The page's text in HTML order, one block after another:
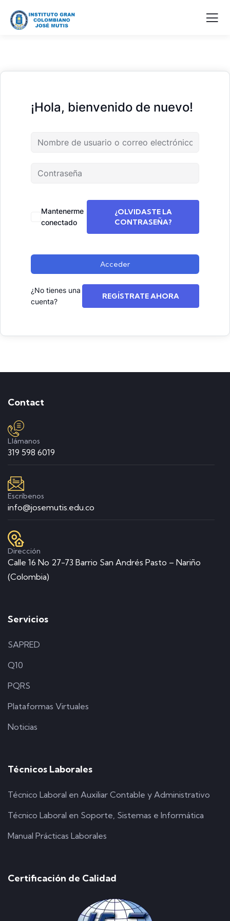
¡Hola, bienvenido de nuevo!
Mantenerme
conectado
¿OLVIDASTE LA
CONTRASEÑA?
Acceder
¿No tienes una
cuenta?
REGÍSTRATE AHORA
Contact
Llámanos
319 598 6019
Escríbenos
info@josemutis.edu.co
Dirección
Calle 16 No 27-73 Barrio San Andrés Pasto – Nariño
(Colombia)
Servicios
SAPRED
Q10
PQRS
Plataformas Virtuales
Noticias
Técnicos Laborales
Técnico Laboral en Auxiliar Contable y Administrativo
Técnico Laboral en Soporte, Sistemas e Informática
Manual Prácticas Laborales
Certificación de Calidad